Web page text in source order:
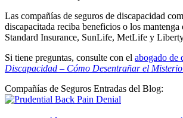
Las compañías de seguros de discapacidad
discapacitada reciba beneficios o los
Standard Insurance, SunLife, MetLife y
Si tiene preguntas, consulte con el abogado de
Discapacidad – Cómo Desentrañar el
Compañías de Seguros Entradas del Blog: